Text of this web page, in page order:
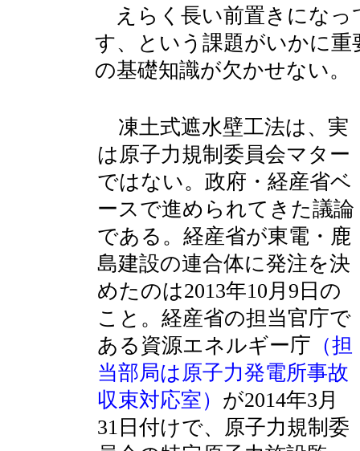
えらく長い前置きになっ
す、という課題がいかに
の基礎知識が欠かせない。
凍土式遮水壁工法は、実
は原子力規制委員会マター
ではない。政府・経産省ベ
ースで進められてきた議論
である。経産省が東電・鹿
島建設の連合体に発注を決
めたのは2013年10月9日の
こと。経産省の担当官庁で
ある資源エネルギー庁 （担
当部局は原子力発電所事故
収束対応室） が2014年3月
31日付けで、原子力規制委